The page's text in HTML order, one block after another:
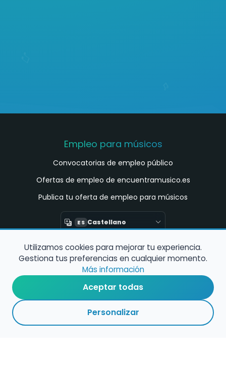
Empleo para músicos
Convocatorias de empleo público
Ofertas de empleo de encuentramusico.es
Publica tu oferta de empleo para músicos
ES Castellano
Encuentra Músico
Buscador de Músicos
Encuentra Pianista Acompañante
Asesoría para músicos y docentes
Utilizamos cookies para mejorar tu experiencia.
Gestiona tus preferencias en cualquier momento.
Más información
Aceptar todas
Personalizar